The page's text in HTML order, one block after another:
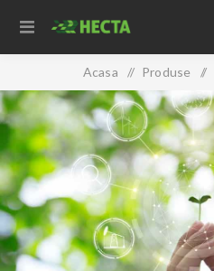
Acasa / Produse /